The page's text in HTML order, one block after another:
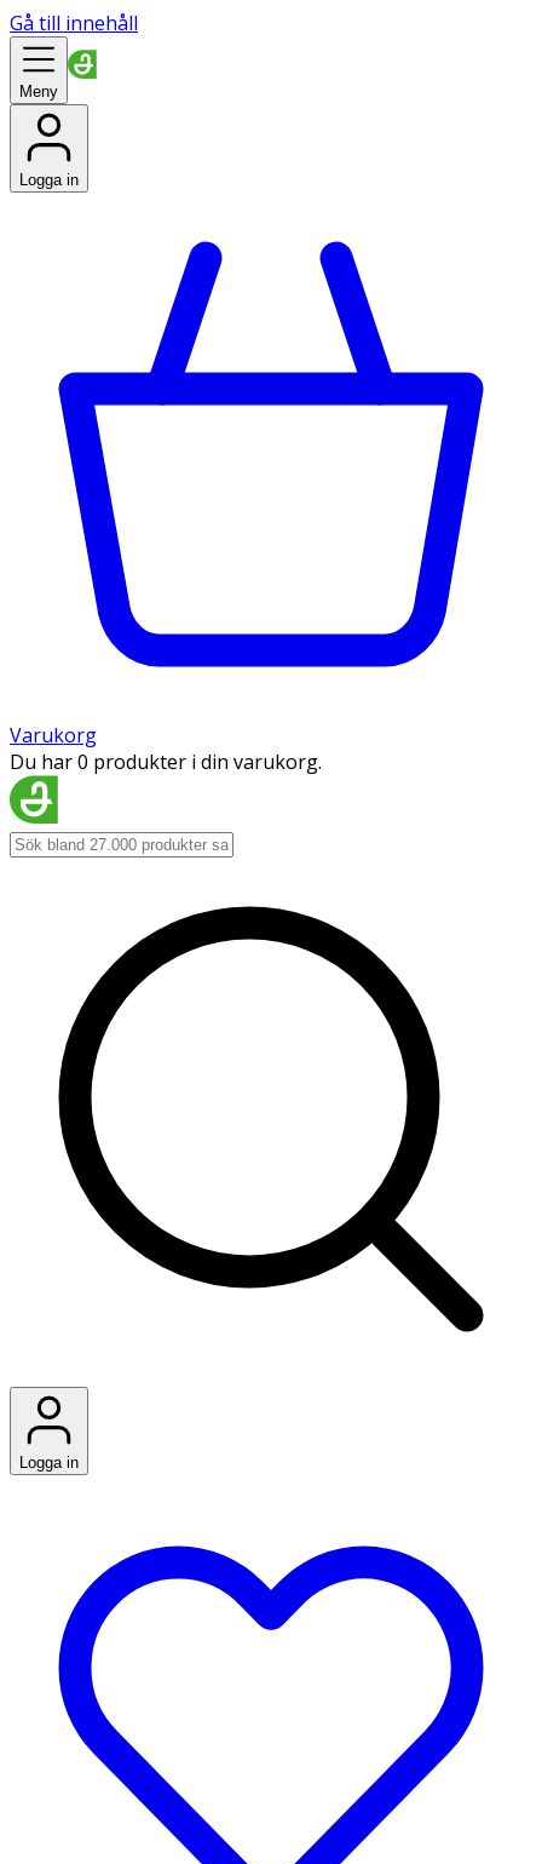
Gå till innehåll
Meny
Logga in
Varukorg
Du har 0 produkter i din varukorg.
Logga in